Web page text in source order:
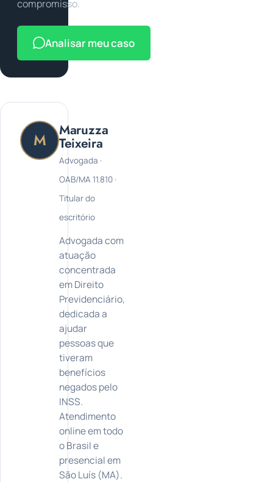
compromisso.
Analisar meu caso
M Maruzza
Teixeira
Advogada ·
OAB/MA 11.810 ·
Titular do
escritório
Advogada com
atuação
concentrada
em Direito
Previdenciário,
dedicada a
ajudar
pessoas que
tiveram
benefícios
negados pelo
INSS.
Atendimento
online em todo
o Brasil e
presencial em
São Luís (MA).